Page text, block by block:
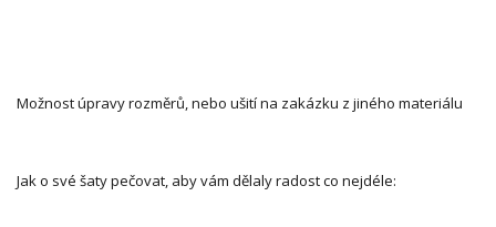
Možnost úpravy rozměrů, nebo ušití na zakázku z jiného materiálu
Jak o své šaty pečovat, aby vám dělaly radost co nejdéle: